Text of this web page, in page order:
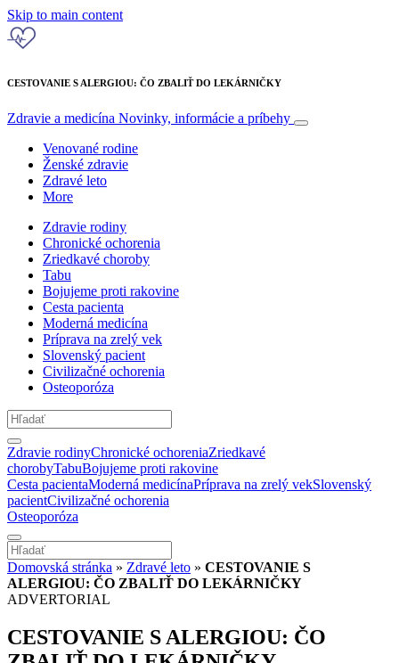
Skip to main content
CESTOVANIE S ALERGIOU: ČO ZBALIŤ DO LEKÁRNIČKY
Zdravie a medicína Novinky, informácie a príbehy
Venované rodine
Ženské zdravie
Zdravé leto
More
Zdravie rodiny
Chronické ochorenia
Zriedkavé choroby
Tabu
Bojujeme proti rakovine
Cesta pacienta
Moderná medicína
Príprava na zrelý vek
Slovenský pacient
Civilizačné ochorenia
Osteoporóza
Zdravie rodinyChronické ochoreniaZriedkavé
chorobyTabuBojujeme proti rakovine
Cesta pacientaModerná medicínaPríprava na zrelý vekSlovenský
pacientCivilizačné ochorenia
Osteoporóza
Domovská stránka » Zdravé leto » CESTOVANIE S
ALERGIOU: ČO ZBALIŤ DO LEKÁRNIČKY
ADVERTORIAL
CESTOVANIE S ALERGIOU: ČO